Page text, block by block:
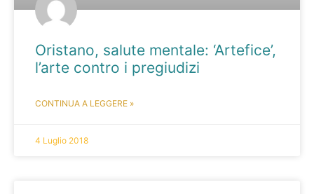
Oristano, salute mentale: ‘Artefice’,
l’arte contro i pregiudizi
CONTINUA A LEGGERE »
4 Luglio 2018